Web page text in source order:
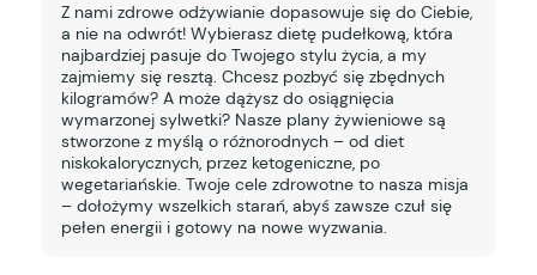
Z nami zdrowe odżywianie dopasowuje się do Ciebie,
a nie na odwrót! Wybierasz dietę pudełkową, która
najbardziej pasuje do Twojego stylu życia, a my
zajmiemy się resztą. Chcesz pozbyć się zbędnych
kilogramów? A może dążysz do osiągnięcia
wymarzonej sylwetki? Nasze plany żywieniowe są
stworzone z myślą o różnorodnych – od diet
niskokalorycznych, przez ketogeniczne, po
wegetariańskie. Twoje cele zdrowotne to nasza misja
– dołożymy wszelkich starań, abyś zawsze czuł się
pełen energii i gotowy na nowe wyzwania.